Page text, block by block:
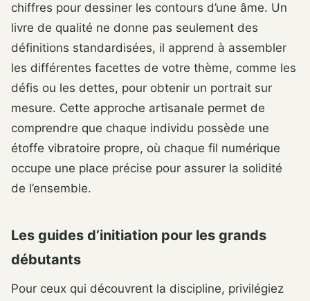
chiffres pour dessiner les contours d’une âme. Un
livre de qualité ne donne pas seulement des
définitions standardisées, il apprend à assembler
les différentes facettes de votre thème, comme les
défis ou les dettes, pour obtenir un portrait sur
mesure. Cette approche artisanale permet de
comprendre que chaque individu possède une
étoffe vibratoire propre, où chaque fil numérique
occupe une place précise pour assurer la solidité
de l’ensemble.
Les guides d’initiation pour les grands
débutants
Pour ceux qui découvrent la discipline, privilégiez